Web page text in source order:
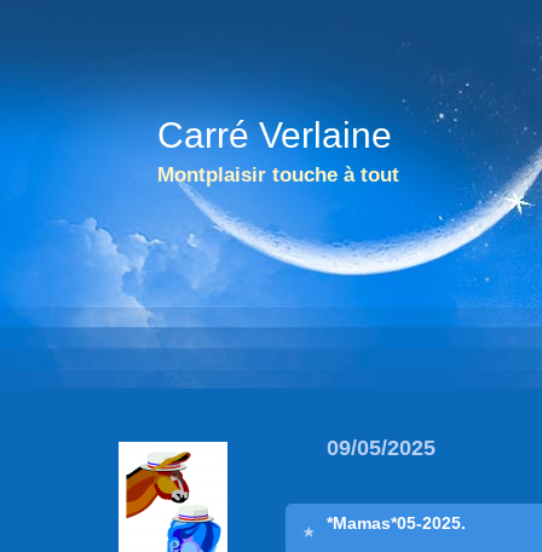
Carré Verlaine
Montplaisir touche à tout
09/05/2025
*Mamas*05-2025.